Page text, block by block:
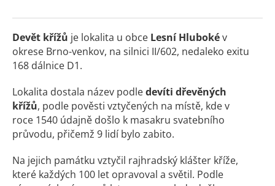
Devět křížů je lokalita u obce Lesní Hlubokév
okrese Brno-venkov, na silnici II/602, nedaleko exitu
168 dálnice D1.
Lokalita dostala název podledevíti dřevěných
křížů, podle pověsti vztyčených na místě, kde v
roce 1540 údajně došlo k masakru svatebního
průvodu, přičemž 9 lidí bylo zabito.
Na jejich památku vztyčil rajhradský klášter kříže,
které každých 100 let opravoval a světil. Podle